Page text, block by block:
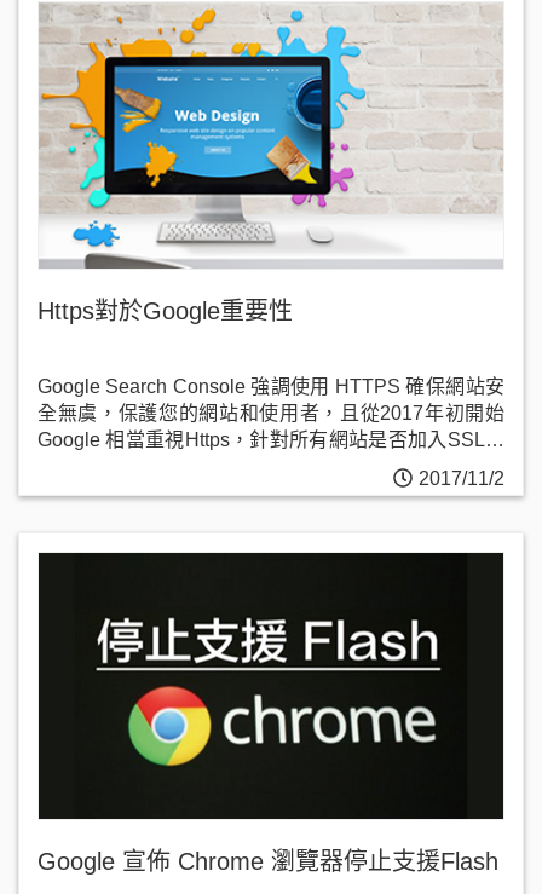
Https對於Google重要性
Google Search Console 強調使用 HTTPS 確保網站安
全無虞，保護您的網站和使用者，且從2017年初開始
Google 相當重視Https，針對所有網站是否加入SSL安
2017/11/2
Google 宣佈 Chrome 瀏覽器停止支援Flash